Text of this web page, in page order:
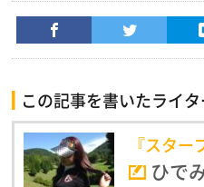
この記事を書いたライ
『スタ
ひで